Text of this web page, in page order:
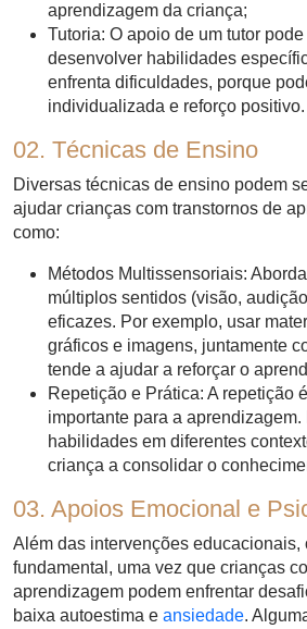
aprendizagem da criança;
Tutoria: O apoio de um tutor
desenvolver habilidades
enfrenta dificuldades, porque
individualizada e reforço positivo.
02. Técnicas de Ensino
Diversas técnicas de ensino podem
ajudar crianças com transtornos de
como:
Métodos Multissensoriais:
múltiplos sentidos (visão,
eficazes. Por exemplo, usar
gráficos e imagens, juntamente
tende a ajudar a reforçar o
Repetição e Prática: A repetição
importante para a aprendizagem.
habilidades em diferentes
criança a consolidar o
03. Apoios Emocional e
Além das intervenções
fundamental, uma vez que crianças
aprendizagem podem enfrentar
baixa autoestima e ansiedade.